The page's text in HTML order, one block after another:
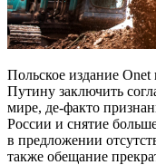
Польское издание
Путину заключить
мире, де-факто
России и снятие
в предложении
также обещание